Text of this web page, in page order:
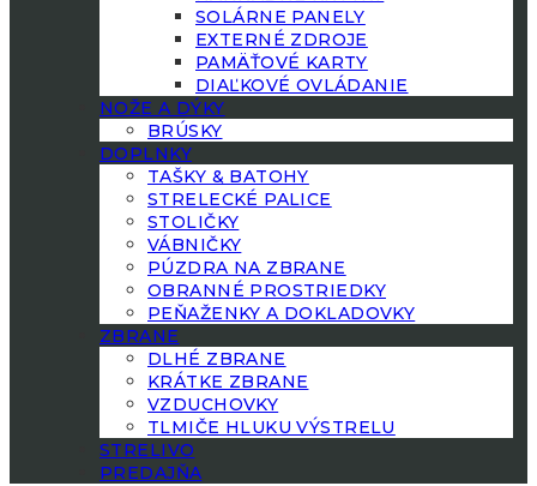
SOLÁRNE PANELY
EXTERNÉ ZDROJE
PAMÄŤOVÉ KARTY
DIAĽKOVÉ OVLÁDANIE
NOŽE A DÝKY
BRÚSKY
DOPLNKY
TAŠKY & BATOHY
STRELECKÉ PALICE
STOLIČKY
VÁBNIČKY
PÚZDRA NA ZBRANE
OBRANNÉ PROSTRIEDKY
PEŇAŽENKY A DOKLADOVKY
ZBRANE
DLHÉ ZBRANE
KRÁTKE ZBRANE
VZDUCHOVKY
TLMIČE HLUKU VÝSTRELU
STRELIVO
PREDAJŇA